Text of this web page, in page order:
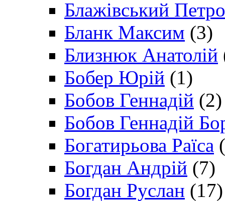
Блажівський Петро
Бланк Максим (3)
Близнюк Анатолій
Бобер Юрій (1)
Бобов Геннадій (2)
Бобов Геннадій
Богатирьова Раїса
Богдан Андрій (7)
Богдан Руслан (17)